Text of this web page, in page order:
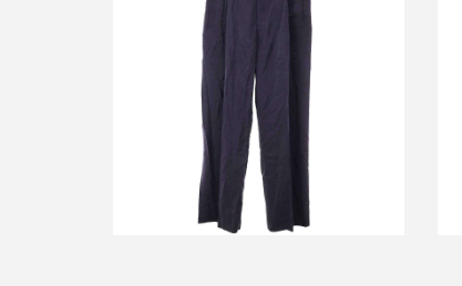
ルメール ベルテッドシルクナイロンイ
ージートラウザーパンツ
PA1134LF1308
買取金額14,400円
詳しく見る